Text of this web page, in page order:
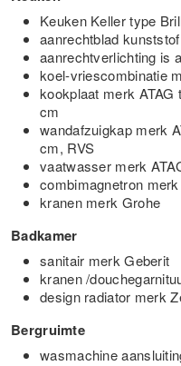
Keuken Keller type
aanrechtblad
aanrechtverlichting is
koel-vriescombinatie
kookplaat merk
cm
wandafzuigkap merk
cm, RVS
vaatwasser merk
combimagnetron
kranen merk Grohe
Badkamer
sanitair merk Geberit
kranen /
design radiator merk
Bergruimte
wasmachine